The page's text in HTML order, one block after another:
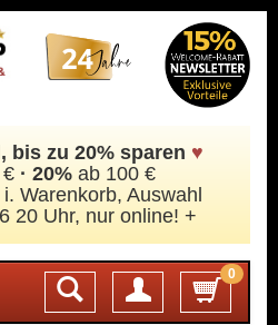
bis zu 20% sparen ♥
· 20% ab 100 €
Warenkorb, Auswahl
20 Uhr, nur online! +
0
Login